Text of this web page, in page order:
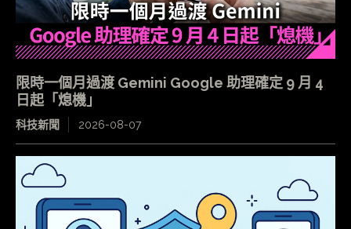
限時一個月過渡 Gemini Google 助理確定 9 月 4
日起「熄機」
科技新聞 2026-08-07